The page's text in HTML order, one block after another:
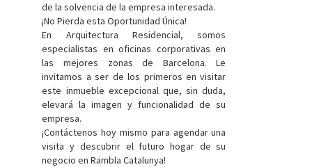
de la solvencia de la empresa interesada.
¡No Pierda esta Oportunidad Única!
En Arquitectura Residencial, somos
especialistas en oficinas corporativas en
las mejores zonas de Barcelona. Le
invitamos a ser de los primeros en visitar
este inmueble excepcional que, sin duda,
elevará la imagen y funcionalidad de su
empresa.
¡Contáctenos hoy mismo para agendar una
visita y descubrir el futuro hogar de su
negocio en Rambla Catalunya!